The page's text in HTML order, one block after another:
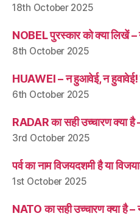
18th October 2025
NOBEL पुरस्कार को क्या लिखें –
8th October 2025
HUAWEI – न हुआवेई, न हुवावेई!
6th October 2025
RADAR का सही उच्चारण क्या है
3rd October 2025
पर्व का नाम विजयदशमी है या
1st October 2025
NATO का सही उच्चारण क्या है –